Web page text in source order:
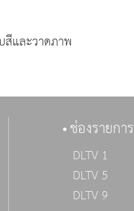
สีและวาดภาพ
ช่องรายการ
DLTV 1
DLTV 5
DLTV 9